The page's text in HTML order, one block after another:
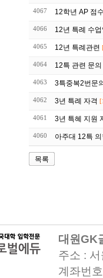
4067 12학년 AP 점
4066 12년 특례 수
4065 12년 특례관련
4064 12특 관련 문의
4063 3특중복2번문의
4062 3년 특례 자격
4061 3년 특혜 지원
4060 아주대 12특
목록
대원GK
주소 :
계좌번